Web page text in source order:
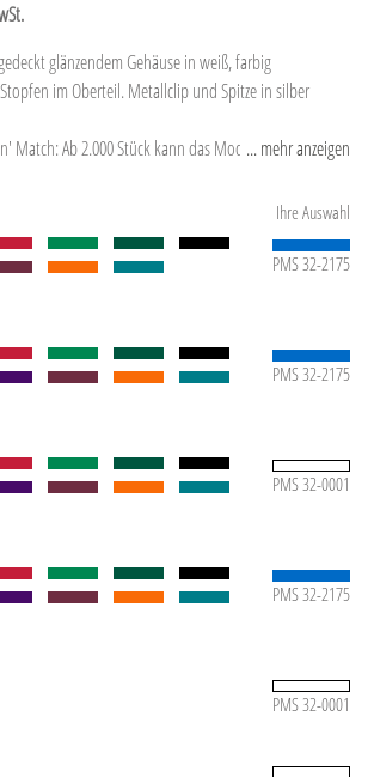
glänzendem Gehäuse in weiß, farbig
im Oberteil. Metallclip und Spitze in silber
Match: Ab 2.000 Stück kann das Modell farblich
... mehr anzeigen
Ihre Auswahl
PMS 32-2175
PMS 32-2175
PMS 32-0001
PMS 32-2175
PMS 32-0001